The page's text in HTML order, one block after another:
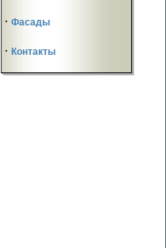
· Фасады
· Контакты